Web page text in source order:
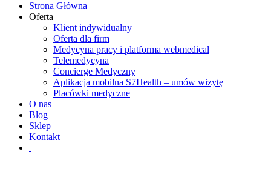
Strona Główna
Oferta
Klient indywidualny
Oferta dla firm
Medycyna pracy i platforma webmedical
Telemedycyna
Concierge Medyczny
Aplikacja mobilna S7Health – umów wizytę
Placówki medyczne
O nas
Blog
Sklep
Kontakt